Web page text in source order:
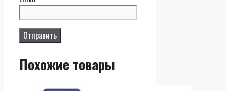
Похожие товары